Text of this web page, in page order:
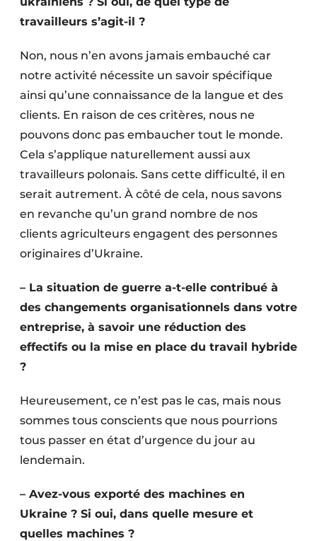
travailleurs s’agit-il ?
Non, nous n’en avons jamais embauché car
notre activité nécessite un savoir spécifique
ainsi qu’une connaissance de la langue et des
clients. En raison de ces critères, nous ne
pouvons donc pas embaucher tout le monde.
Cela s’applique naturellement aussi aux
travailleurs polonais. Sans cette difficulté, il en
serait autrement. À côté de cela, nous savons
en revanche qu’un grand nombre de nos
clients agriculteurs engagent des personnes
originaires d’Ukraine.
– La situation de guerre a-t-elle contribué à
des changements organisationnels dans votre
entreprise, à savoir une réduction des
effectifs ou la mise en place du travail hybride
?
Heureusement, ce n’est pas le cas, mais nous
sommes tous conscients que nous pourrions
tous passer en état d’urgence du jour au
lendemain.
– Avez-vous exporté des machines en
Ukraine ? Si oui, dans quelle mesure et
quelles machines ?